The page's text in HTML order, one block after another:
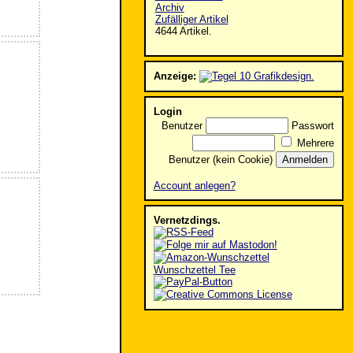
Archiv
Zufälliger Artikel
4644 Artikel.
Anzeige:
Login
Benutzer
Passwort
Mehrere
Benutzer (kein Cookie)
Account anlegen?
Vernetzdings.
Wunschzettel Tee